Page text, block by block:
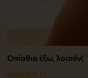
Οπίσθια έξω, λοιπόν!
Διαβάστε το